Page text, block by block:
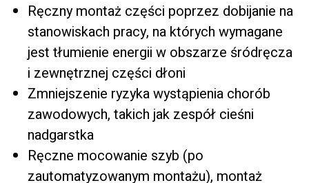
Ręczny montaż części poprzez dobijanie na
stanowiskach pracy, na których wymagane
jest tłumienie energii w obszarze śródręcza
i zewnętrznej części dłoni
Zmniejszenie ryzyka wystąpienia chorób
zawodowych, takich jak zespół cieśni
nadgarstka
Ręczne mocowanie szyb (po
zautomatyzowanym montażu), montaż